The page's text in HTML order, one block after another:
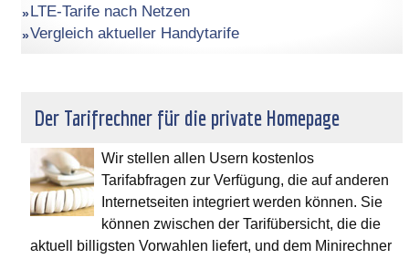
LTE-Tarife nach Netzen
Vergleich aktueller Handytarife
Der Tarifrechner für die private Homepage
Wir stellen allen Usern kostenlos
Tarifabfragen zur Verfügung, die auf anderen
Internetseiten integriert werden können. Sie
können zwischen der Tarifübersicht, die die
aktuell billigsten Vorwahlen liefert, und dem Minirechner